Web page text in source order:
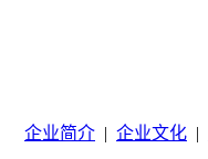
企业简介 | 企业文化 |